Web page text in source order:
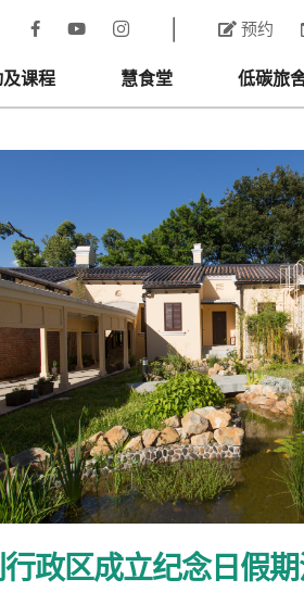
预约
课程 慧食堂 低碳旅
政区成立纪念日假